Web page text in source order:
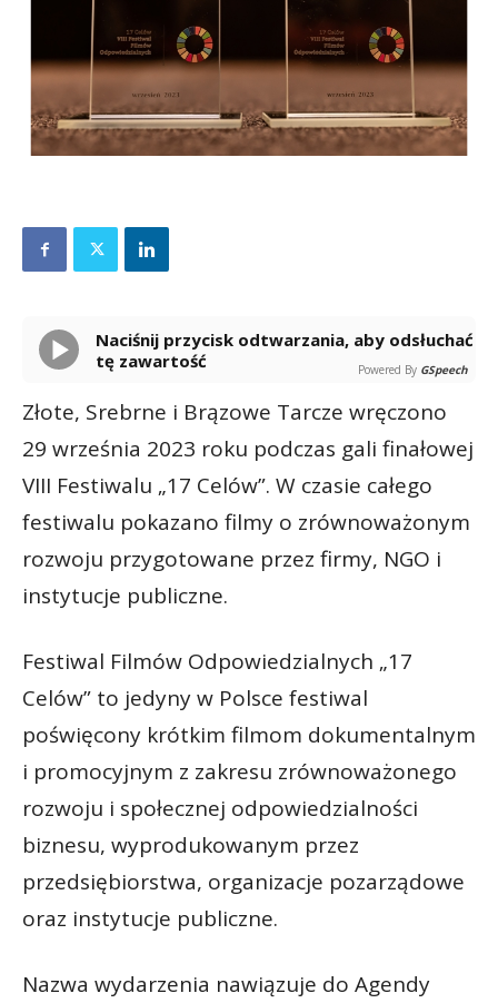
Naciśnij przycisk odtwarzania, aby odsłuchać
tę zawartość
Powered By GSpeech
Złote, Srebrne i Brązowe Tarcze wręczono
29 września 2023 roku podczas gali finałowej
VIII Festiwalu „17 Celów”. W czasie całego
festiwalu pokazano filmy o zrównoważonym
rozwoju przygotowane przez firmy, NGO i
instytucje publiczne.
Festiwal Filmów Odpowiedzialnych „17
Celów” to jedyny w Polsce festiwal
poświęcony krótkim filmom dokumentalnym
i promocyjnym z zakresu zrównoważonego
rozwoju i społecznej odpowiedzialności
biznesu, wyprodukowanym przez
przedsiębiorstwa, organizacje pozarządowe
oraz instytucje publiczne.
Nazwa wydarzenia nawiązuje do Agendy